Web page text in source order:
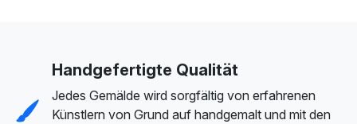
Handgefertigte Qualität
Jedes Gemälde wird sorgfältig von erfahrenen
Künstlern von Grund auf handgemalt und mit den